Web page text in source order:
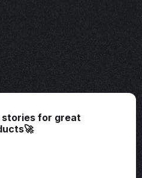
stories for great